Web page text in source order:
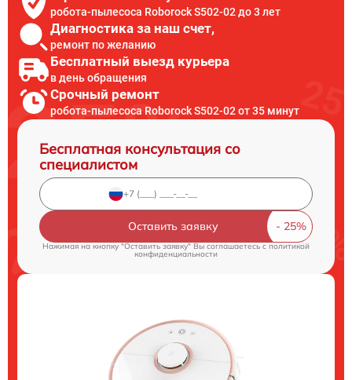
робота-пылесоса Roborock S502-02 до 3 лет
Диагностика за наш счет,
ремонт по желанию
Бесплатный выезд курьера
в день обращения
Срочный ремонт
робота-пылесоса Roborock S502-02 от 35 минут
Бесплатная консультация со
специалистом
Оставить заявку
Нажимая на кнопку "Оставить заявку" Вы соглашаетесь cполитикой
конфиденциальности